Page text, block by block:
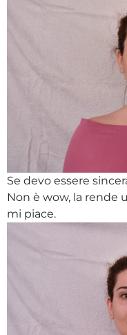
Se devo essere
Non è wow, la rende
mi piace.